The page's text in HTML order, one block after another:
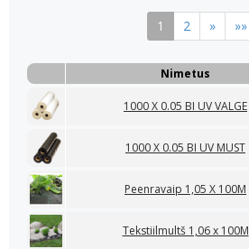
1 2 » »»
Nimetus
1000 X 0.05 BI UV VALGE
1000 X 0.05 BI UV MUST
Peenravaip 1,05 X 100M
Tekstiilmultš 1,06 x 100M